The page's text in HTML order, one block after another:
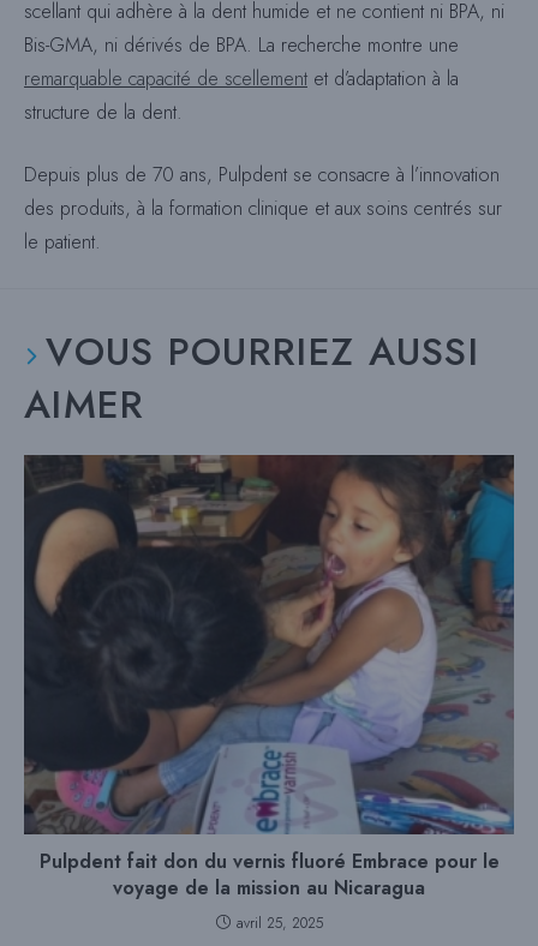
scellant qui adhère à la dent humide et ne contient ni BPA, ni
Bis-GMA, ni dérivés de BPA. La recherche montre une
remarquable capacité de scellement et d’adaptation à la
structure de la dent.
Depuis plus de 70 ans, Pulpdent se consacre à l’innovation
des produits, à la formation clinique et aux soins centrés sur
le patient.
VOUS POURRIEZ AUSSI
AIMER
Pulpdent fait don du vernis fluoré Embrace pour le
voyage de la mission au Nicaragua
avril 25, 2025